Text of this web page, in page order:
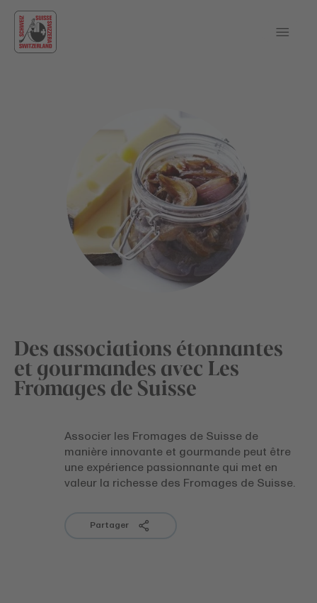
Des associations étonnantes
et gourmandes avec Les
Fromages de Suisse
Associer les Fromages de Suisse de
manière innovante et gourmande peut être
une expérience passionnante qui met en
valeur la richesse des Fromages de Suisse.
Partager